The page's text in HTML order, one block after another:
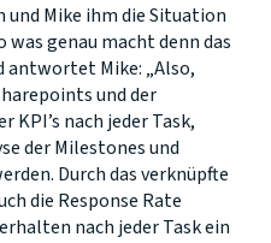
Mike ihm die Situation
genau macht denn das
antwortet Mike: „Also,
und der
KPI’s nach jeder Task,
der Milestones und
Durch das verknüpfte
die Response Rate
nach jeder Task ein